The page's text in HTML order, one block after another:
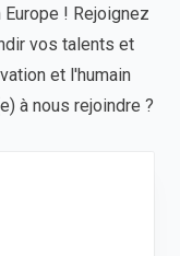
! Rejoignez
vos talents et
et l'humain
à nous rejoindre ?